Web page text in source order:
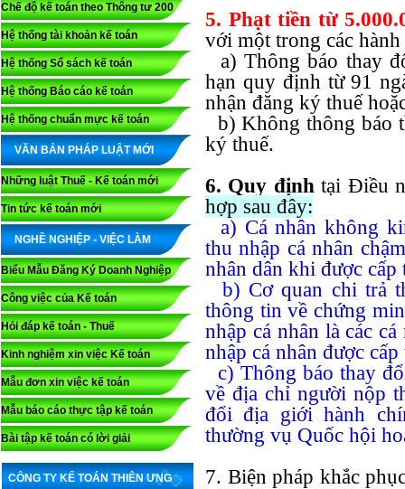
Chế độ kế toán theo Thông tư 200
Hệ thống tài khoản kế toán
Hệ thống Sổ sách kế toán
Hệ thống Báo cáo kế toán
Hệ thống chuẩn mực kế toán
VĂN BẢN PHÁP LUẬT MỚI
Những luật Thuế - Kế toán mới
Tin tức kế toán mới
NGHỀ NGHIỆP - VIỆC LÀM
Biểu Mẫu Đăng Ký Doanh Nghiệp
Công việc của Kế toán
Hỏi đáp kế toán - Thuế
Kinh nghiệm xin việc Kế toán
Mẫu đơn xin việc kế toán
Mẫu báo cáo thực tập kế toán
Bài tập kế toán có lời giải
CÔNG TY KẾ TOÁN THIÊN ƯNG
5. Phạt tiền từ
với một trong các
a) Thông báo thay
hạn quy định từ 91
nhận đăng ký thuế
b) Không thông báo
ký thuế.
6. Quy địnhtại Điều
hợp sau đây:
a) Cá nhân không
thu nhập cá nhân
nhân dân khi được cấp
b) Cơ quan chi trả
thông tin về chứng
nhập cá nhân là các
nhập cá nhân được
c) Thông báo thay
về địa chỉ người nộp
đổi địa giới hành
thường vụ Quốc hội
7. Biện pháp khắc